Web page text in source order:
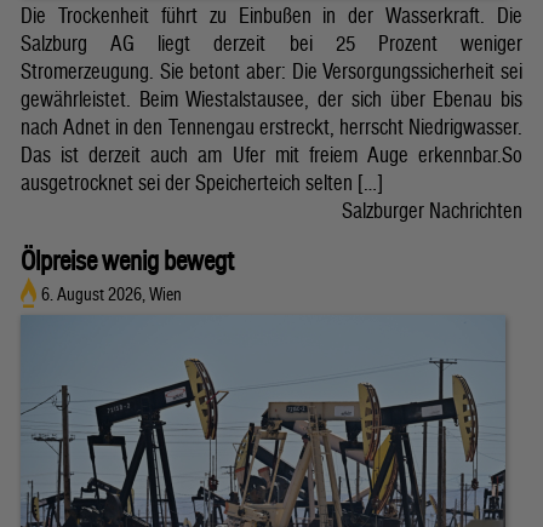
Die Trockenheit führt zu Einbußen in der Wasserkraft. Die
Salzburg AG liegt derzeit bei 25 Prozent weniger
Stromerzeugung. Sie betont aber: Die Versorgungssicherheit sei
gewährleistet. Beim Wiestalstausee, der sich über Ebenau bis
nach Adnet in den Tennengau erstreckt, herrscht Niedrigwasser.
Das ist derzeit auch am Ufer mit freiem Auge erkennbar.So
ausgetrocknet sei der Speicherteich selten […]
Salzburger Nachrichten
Ölpreise wenig bewegt
6. August 2026, Wien